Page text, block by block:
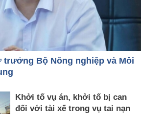
trưởng Bộ Nông nghiệp và Môi
Khởi tố vụ án, khởi tố bị can
đối với tài xế trong vụ tai nạn